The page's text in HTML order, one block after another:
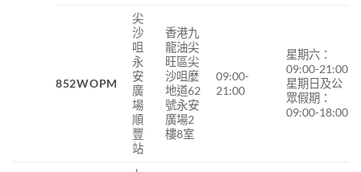
852WOPM
尖
沙
咀
永
安
廣
場
順
豐
站
香港九
龍油尖
旺區尖
沙咀麼
地道62
號永安
廣場2
樓8室
09:00-
21:00
星期六：
09:00-21:00
星期日及公
眾假期：
09:00-18:00